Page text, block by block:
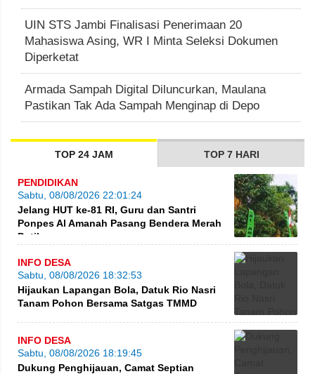
UIN STS Jambi Finalisasi Penerimaan 20
Mahasiswa Asing, WR I Minta Seleksi Dokumen
Diperketat
Armada Sampah Digital Diluncurkan, Maulana
Pastikan Tak Ada Sampah Menginap di Depo
TOP 24 JAM TOP 7 HARI
PENDIDIKAN
Sabtu, 08/08/2026 22:01:24
Jelang HUT ke-81 RI, Guru dan Santri
Ponpes Al Amanah Pasang Bendera Merah
Putih
INFO DESA
Sabtu, 08/08/2026 18:32:53
Hijaukan Lapangan Bola, Datuk Rio Nasri
Tanam Pohon Bersama Satgas TMMD
INFO DESA
Sabtu, 08/08/2026 18:19:45
Dukung Penghijauan, Camat Septian